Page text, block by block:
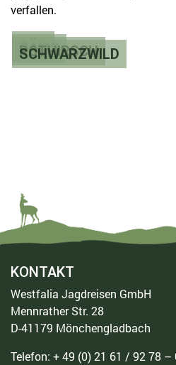
verfallen.
BÄR
GAMS
ROTHIRSCH
SCHWARZWILD
KONTAKT
Westfalia Jagdreisen GmbH
Mennrather Str. 28
D-41179 Mönchengladbach
Telefon: + 49 (0) 21 61 / 92 78 –